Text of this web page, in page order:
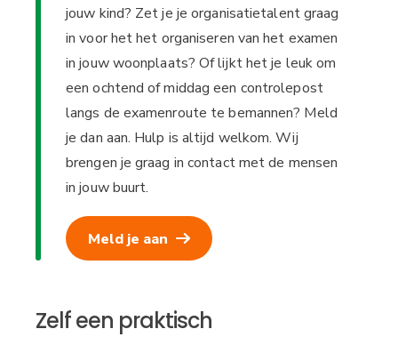
jouw kind? Zet je je organisatietalent graag
in voor het het organiseren van het examen
in jouw woonplaats? Of lijkt het je leuk om
een ochtend of middag een controlepost
langs de examenroute te bemannen? Meld
je dan aan. Hulp is altijd welkom. Wij
brengen je graag in contact met de mensen
in jouw buurt.
Meld je aan
Zelf een praktisch